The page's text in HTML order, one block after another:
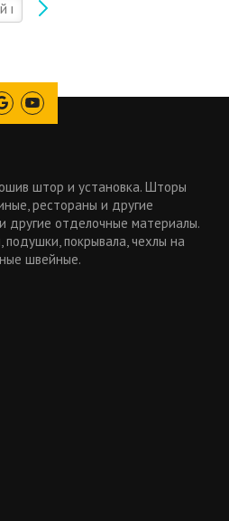
GoogleYoutube
штор и установка. Шторы
рестораны и другие
другие отделочные материалы.
подушки, покрывала, чехлы на
швейные.